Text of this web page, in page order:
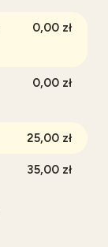
0,00 zł
0,00 zł
25,00 zł
35,00 zł